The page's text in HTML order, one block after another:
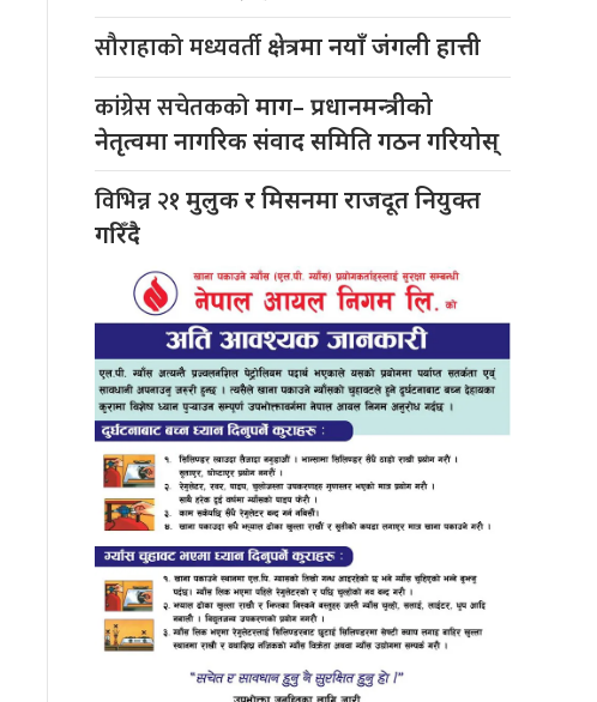
सौराहाको मध्यवर्तीक्षेत्रमा नयाँ जंगली हात्ती
कांग्रेस सचेतककोमाग– प्रधानमन्त्रीको
नेतृत्वमा नागरिक संवाद समिति गठन गरियोस्
विभिन्न २१मुलुक र मिसनमा राजदूत नियुक्त
गरिँदै